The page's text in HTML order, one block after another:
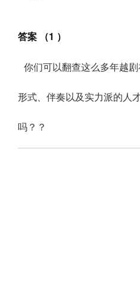
答案 （1 ）
你们可以翻查这么多年越
形式、伴奏以及实力派的人
吗？？